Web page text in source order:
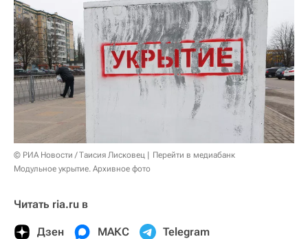
© РИА Новости / Таисия Лисковец
Перейти в медиабанк
Модульное укрытие. Архивное фото
Читать ria.ru в
Дзен МАКС Telegram